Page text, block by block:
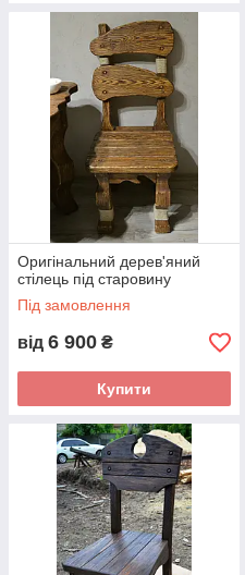
Оригінальний дерев'яний
стілець під старовину
Під замовлення
від 6 900 ₴
Купити